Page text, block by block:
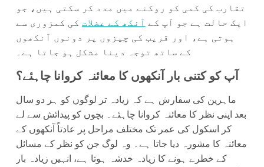
تقارب کی کمی کو روکنے میں مدد کر سکتی ہیں، جو
ایک حالت ہے جو آپ کے آنکھ کے عضلات کی کمزوری سے
ہوتی ہے، اور قریب کی چیزوں پر دونوں آنکھوں
کے ساتھ توجہ دینا مشکل ہو جاتا ہے۔
آپ کو کتنی بار آنکھوں کا معائنہ کروانا چاہئے؟
ماہرین کی سفارش ہے کہ زیادہ تر لوگوں کو ہر دو سال
بعد اپنی نظر کا معائنہ کروانا چاہئے۔ بچوں کو پیدائش سے لے
کر اسکول کی عمر تک مختلف مراحل پر عادتاً آنکھوں کے
معائنہ کا مشورہ دیا جاتا ہے۔ وہ لوگ جن کو نظر کے مسائل
کے خطرے ہونے کا زیادہ خدشہ ہوتا ہے، انہیں زیادہ بار